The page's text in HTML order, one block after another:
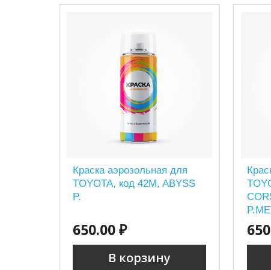
Краска аэрозольная для
TOYOTA, код 42M, ABYSS
P.
650.00 ₽
В корзину